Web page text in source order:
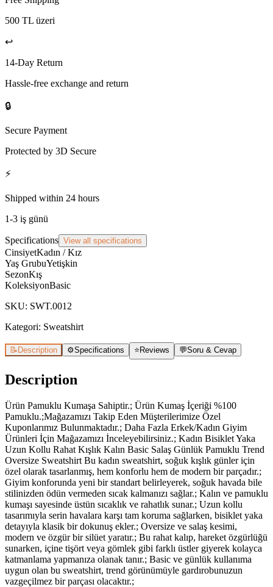
500 TL üzeri
↩️
14-Day Return
Hassle-free exchange and return
🔒
Secure Payment
Protected by 3D Secure
⚡
Shipped within 24 hours
1-3 iş günü
Specifications View all specifications
CinsiyetKadın / Kız
Yaş GrubuYetişkin
SezonKış
KoleksiyonBasic
SKU: SWT.0012
Kategori: Sweatshirt
📝 Description ⚙️Specifications ⭐Reviews 💬Soru & Cevap
Description
Ürün Pamuklu Kumaşa Sahiptir.; Ürün Kumaş İçeriği %100
Pamuklu.;Mağazamızı Takip Eden Müşterilerimize Özel
Kuponlarımız Bulunmaktadır.; Daha Fazla Erkek/Kadın Giyim
Ürünleri İçin Mağazamızı İnceleyebilirsiniz.; Kadın Bisiklet Yaka
Uzun Kollu Rahat Kışlık Kalın Basic Salaş Günlük Pamuklu Trend
Oversize Sweatshirt Bu kadın sweatshirt, soğuk kışlık günler için
özel olarak tasarlanmış, hem konforlu hem de modern bir parçadır.;
Giyim konforunda yeni bir standart belirleyerek, soğuk havada bile
stilinizden ödün vermeden sıcak kalmanızı sağlar.; Kalın ve pamuklu
kumaşı sayesinde üstün sıcaklık ve rahatlık sunar.; Uzun kollu
tasarımıyla serin havalara karşı tam koruma sağlarken, bisiklet yaka
detayıyla klasik bir dokunuş ekler.; Oversize ve salaş kesimi,
modern ve özgür bir silüet yaratır.; Bu rahat kalıp, hareket özgürlüğü
sunarken, içine tişört veya gömlek gibi farklı üstler giyerek kolayca
katmanlama yapmanıza olanak tanır.; Basic ve günlük kullanıma
uygun olan bu sweatshirt, trend görünümüyle gardırobunuzun
vazgeçilmez bir parçası olacaktır.;